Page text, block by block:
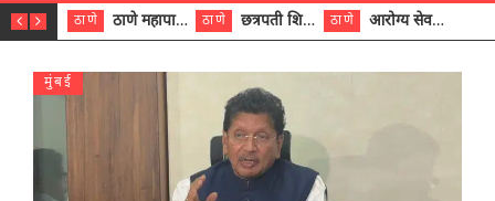
ठाणे ठाणे महापालिकेच्या नऊ प्रभाग समित्यांवर अध्यक्ष विराजमान ठाणे छत्रपती शिवाजी महाराज रुग्णालयात दुर्मिळ ट्युमरची यशस्वी शस्त्रक्रिया ठाणे आरोग्य सेवक (पुरुष) पदावरून ११ कर्मचाऱ्यांना आरोग्य सहाय्यक (पुरुष) पदावर पदोन्नती; मुख्य कार्यकारी अधिकारी रणजित यादव यांच्या हस्ते आदेश वितरण
मुंबई